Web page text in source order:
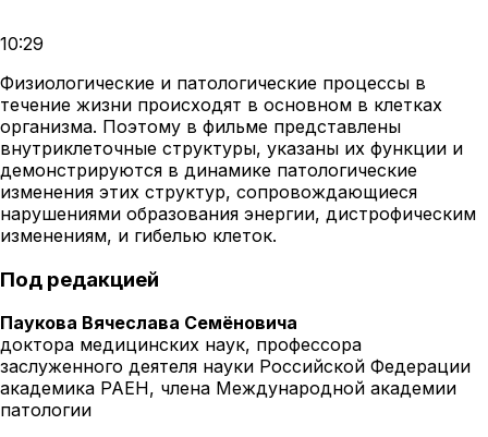
10:29
Физиологические и патологические процессы в
течение жизни происходят в основном в клетках
организма. Поэтому в фильме представлены
внутриклеточные структуры, указаны их функции и
демонстрируются в динамике патологические
изменения этих структур, сопровождающиеся
нарушениями образования энергии, дистрофическим
изменениям, и гибелью клеток.
Под редакцией
Паукова Вячеслава Семёновича
доктора медицинских наук, профессора
заслуженного деятеля науки Российской Федерации
академика РАЕН, члена Международной академии
патологии